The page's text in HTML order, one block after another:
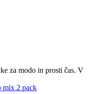
za modo in prosti čas. V